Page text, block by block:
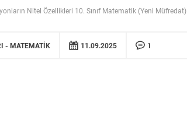
Nitel Özellikleri 10. Sınıf Matematik (Yeni Müfredat)
MATEMATIK 11.09.2025 1